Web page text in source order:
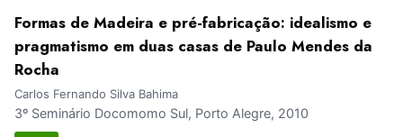
Formas de Madeira e pré-fabricação: idealismo e
pragmatismo em duas casas de Paulo Mendes da
Rocha
Carlos Fernando Silva Bahima
3º Seminário Docomomo Sul, Porto Alegre, 2010